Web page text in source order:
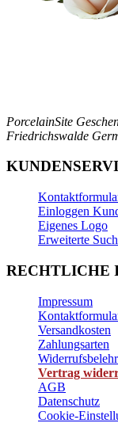
PorcelainSite
Friedrichswalde
Einloggen
Eigenes Logo
Erweiterte
RECHTLICHE
Impressum
Versandkosten
Zahlungsarten
Vertrag
AGB
Datenschutz
Cookie-